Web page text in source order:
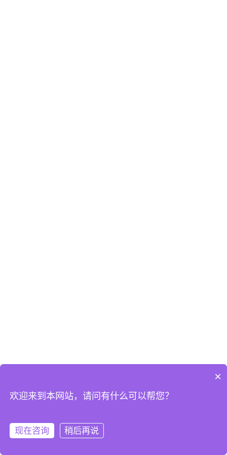
×
欢迎来到本网站，请问有什么可以帮您？
现在咨询 稍后再说